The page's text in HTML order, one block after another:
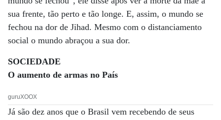
sua frente, tão perto e tão longe. E, assim, o mundo se
fechou na dor de Jihad. Mesmo com o distanciamento
social o mundo abraçou a sua dor.
SOCIEDADE
O aumento de armas no País
guruXOOX
Já são dez anos que o Brasil vem recebendo de seus